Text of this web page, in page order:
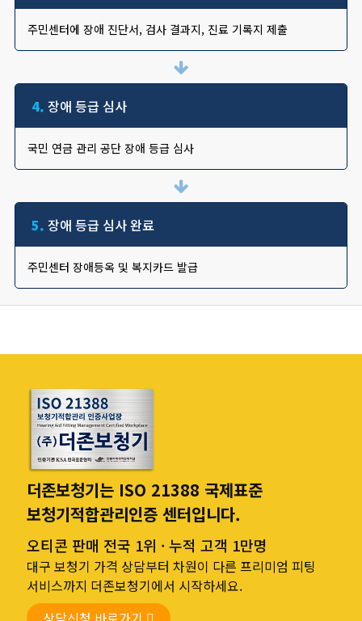
주민센터에 장애 진단서, 검사 결과지, 진료 기록지 제출
4. 장애 등급 심사
국민 연금 관리 공단 장애 등급 심사
5. 장애 등급 심사 완료
주민센터 장애등옥 및 복지카드 발급
더존보청기는 ISO 21388 국제표준
보청기적합관리인증 센터입니다.
오티콘 판매 전국 1위 · 누적 고객 1만명
대구 보청기 가격 상담부터 차원이 다른 프리미엄 피팅
서비스까지 더존보청기에서 시작하세요.